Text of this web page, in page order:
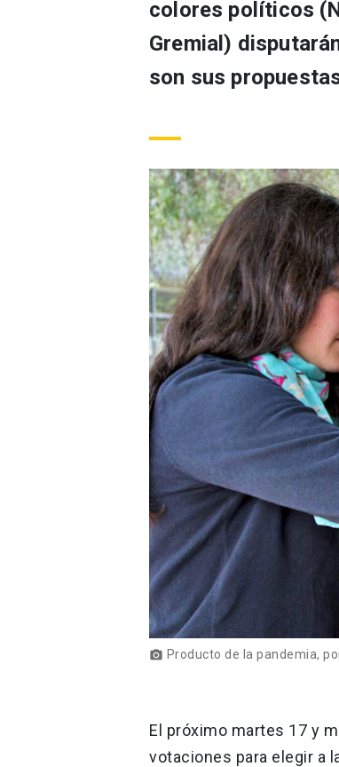
colores políticos
Gremial)
son sus
photo_camera Producto de la pandemia,
El próximo martes 17 y
votaciones para elegir a